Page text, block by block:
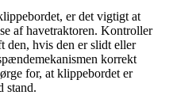
er det vigtigt at
af havetraktoren. Kontroller
den, hvis den er slidt eller
korrekt
for, at klippebordet er
stand.